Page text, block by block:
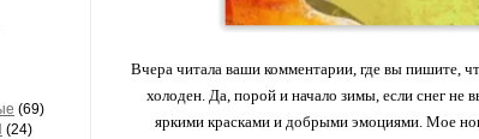
(69)
(24)
Вчера читала ваши комментарии, где вы пишите,
холоден. Да, порой и начало зимы, если снег не
яркими красками и добрыми эмоциями. Мое